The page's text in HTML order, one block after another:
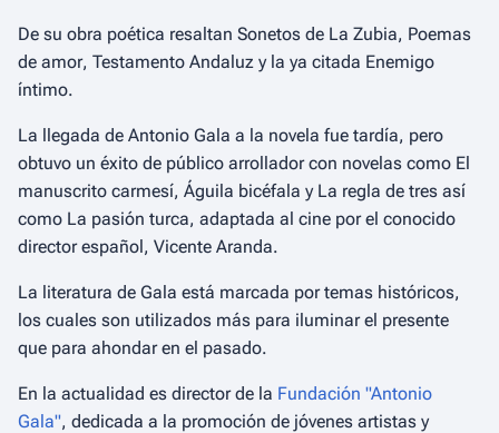
De su obra poética resaltan Sonetos de La Zubia, Poemas
de amor, Testamento Andaluz y la ya citada Enemigo
íntimo.
La llegada de Antonio Gala a la novela fue tardía, pero
obtuvo un éxito de público arrollador con novelas como El
manuscrito carmesí, Águila bicéfala y La regla de tres así
como La pasión turca, adaptada al cine por el conocido
director español, Vicente Aranda.
La literatura de Gala está marcada por temas históricos,
los cuales son utilizados más para iluminar el presente
que para ahondar en el pasado.
En la actualidad es director de la Fundación "Antonio
Gala", dedicada a la promoción de jóvenes artistas y